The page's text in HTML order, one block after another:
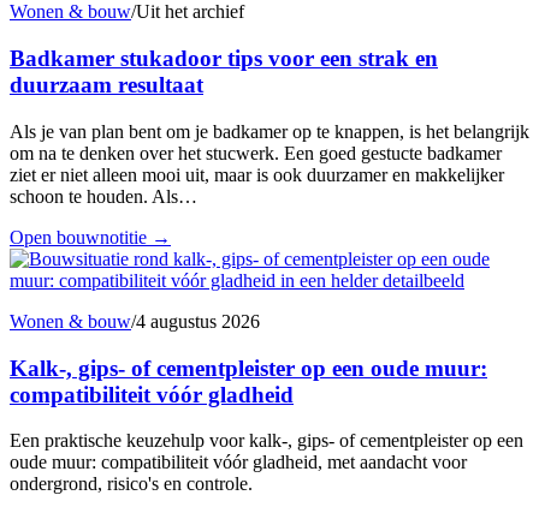
Wonen & bouw/Uit het archief
Badkamer stukadoor tips voor een strak en
duurzaam resultaat
Als je van plan bent om je badkamer op te knappen, is het belangrijk
om na te denken over het stucwerk. Een goed gestucte badkamer
ziet er niet alleen mooi uit, maar is ook duurzamer en makkelijker
schoon te houden. Als…
Open bouwnotitie →
Wonen & bouw/4 augustus 2026
Kalk-, gips- of cementpleister op een oude muur:
compatibiliteit vóór gladheid
Een praktische keuzehulp voor kalk-, gips- of cementpleister op een
oude muur: compatibiliteit vóór gladheid, met aandacht voor
ondergrond, risico's en controle.